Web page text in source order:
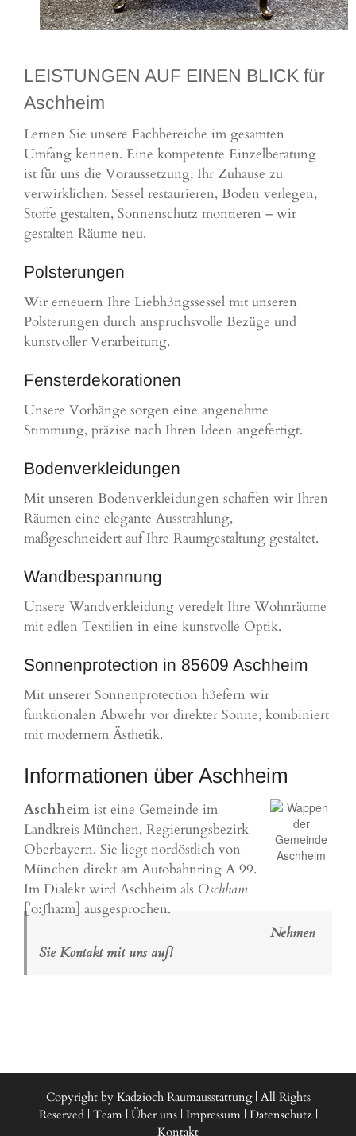
LEISTUNGEN AUF EINEN BLICK für
Aschheim
Lernen Sie unsere Fachbereiche im gesamten
Umfang kennen. Eine kompetente Einzelberatung
ist für uns die Voraussetzung, Ihr Zuhause zu
verwirklichen. Sessel restaurieren, Boden verlegen,
Stoffe gestalten, Sonnenschutz montieren – wir
gestalten Räume neu.
Polsterungen
Wir erneuern Ihre Liebh3ngssessel mit unseren
Polsterungen durch anspruchsvolle Bezüge und
kunstvoller Verarbeitung.
Fensterdekorationen
Unsere Vorhänge sorgen eine angenehme
Stimmung, präzise nach Ihren Ideen angefertigt.
Bodenverkleidungen
Mit unseren Bodenverkleidungen schaffen wir Ihren
Räumen eine elegante Ausstrahlung,
maßgeschneidert auf Ihre Raumgestaltung gestaltet.
Wandbespannung
Unsere Wandverkleidung veredelt Ihre Wohnräume
mit edlen Textilien in eine kunstvolle Optik.
Sonnenprotection in 85609 Aschheim
Mit unserer Sonnenprotection h3efern wir
funktionalen Abwehr vor direkter Sonne, kombiniert
mit modernem Ästhetik.
Informationen über Aschheim
Aschheim ist eine Gemeinde im
Landkreis München, Regierungsbezirk
Oberbayern. Sie liegt nordöstlich von
München direkt am Autobahnring A 99.
Im Dialekt wird Aschheim als Oschham
[ˈoːʃhaːm] ausgesprochen.
Nehmen
Sie Kontakt mit uns auf!
Copyright by Kadzioch Raumausstattung | All Rights
Reserved | Team| Über uns| Impressum| Datenschutz|
Kontakt